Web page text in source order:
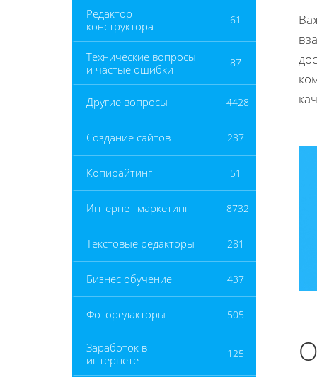
Редактор
конструктора
61
Технические вопросы
и частые ошибки
87
Другие вопросы 4428
Создание сайтов 237
Копирайтинг 51
Интернет маркетинг 8732
Текстовые редакторы 281
Бизнес обучение 437
Фоторедакторы 505
Заработок в
интернете
125